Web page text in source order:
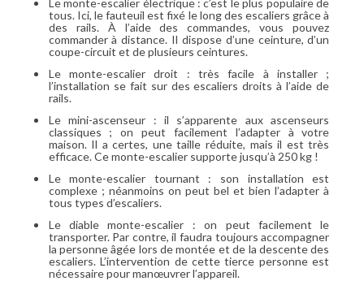
Le monte-escalier électrique : c’est le plus populaire de
tous. Ici, le fauteuil est fixé le long des escaliers grâce à
des rails. À l’aide des commandes, vous pouvez
commander à distance. Il dispose d’une ceinture, d’un
coupe-circuit et de plusieurs ceintures.
Le monte-escalier droit : très facile à installer ;
l’installation se fait sur des escaliers droits à l’aide de
rails.
Le mini-ascenseur : il s’apparente aux ascenseurs
classiques ; on peut facilement l’adapter à votre
maison. Il a certes, une taille réduite, mais il est très
efficace. Ce monte-escalier supporte jusqu’à 250 kg !
Le monte-escalier tournant : son installation est
complexe ; néanmoins on peut bel et bien l’adapter à
tous types d’escaliers.
Le diable monte-escalier : on peut facilement le
transporter. Par contre, il faudra toujours accompagner
la personne âgée lors de montée et de la descente des
escaliers. L’intervention de cette tierce personne est
nécessaire pour manœuvrer l’appareil.